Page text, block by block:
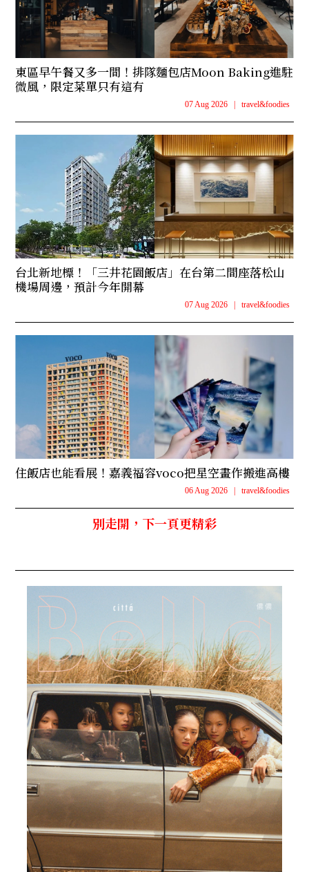
東區早午餐又多一間！排隊麵包店Moon Baking進駐
微風，限定菜單只有這有
07 Aug 2026 travel&foodies
台北新地標！「三井花園飯店」在台第二間座落松山
機場周邊，預計今年開幕
07 Aug 2026 travel&foodies
住飯店也能看展！嘉義福容voco把星空畫作搬進高樓
06 Aug 2026 travel&foodies
別走開，下一頁更精彩